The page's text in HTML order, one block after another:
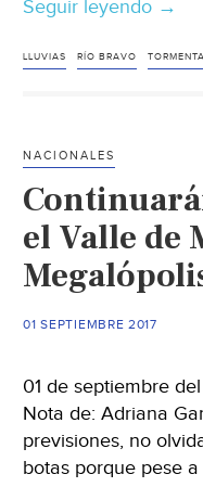
Seguir leyendo Onda
en
en
→
LLUVIAS RÍO BRAVO
NACIONALES
el Valle de
01 SEPTIEMBRE 2017
01 de septiembre
Nota de: Adriana
previsiones, no
botas porque pese